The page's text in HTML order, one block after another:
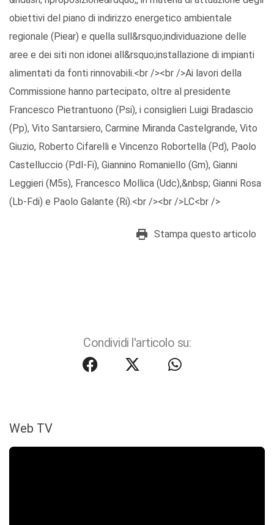
obiettivi del piano di indirizzo energetico ambientale
regionale (Piear) e quella sull&rsquo;individuazione delle
aree e dei siti non idonei all&rsquo;installazione di impianti
alimentati da fonti rinnovabili.<br /><br />Ai lavori della
Commissione hanno partecipato, oltre al presidente
Francesco Pietrantuono (Psi), i consiglieri Luigi Bradascio
(Pp), Vito Santarsiero, Carmine Miranda Castelgrande, Vito
Giuzio, Roberto Cifarelli e Vincenzo Robortella (Pd), Paolo
Castelluccio (Pdl-Fi), Giannino Romaniello (Gm), Gianni
Leggieri (M5s), Francesco Mollica (Udc),&nbsp; Gianni Rosa
(Lb-Fdi) e Paolo Galante (Ri).<br /><br />LC<br />
Stampa questo articolo
Condividi l'articolo su:
Web TV